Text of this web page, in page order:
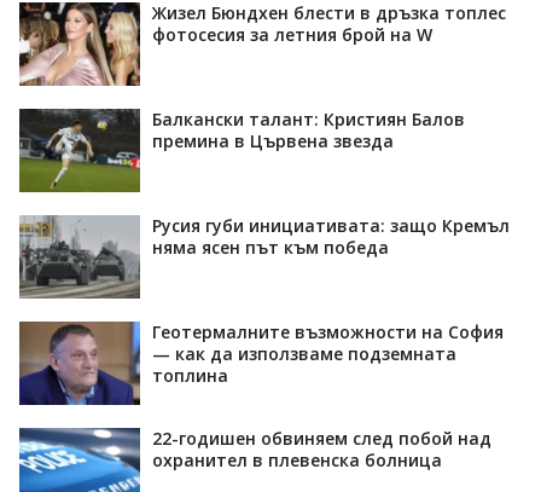
Жизел Бюндхен блести в дръзка топлес
фотосесия за летния брой на W
Балкански талант: Кристиян Балов
премина в Цървена звезда
Русия губи инициативата: защо Кремъл
няма ясен път към победа
Геотермалните възможности на София
— как да използваме подземната
топлина
22-годишен обвиняем след побой над
охранител в плевенска болница